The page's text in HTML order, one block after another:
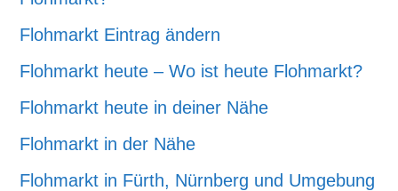
Flohmarkt Eintrag ändern
Flohmarkt heute – Wo ist heute Flohmarkt?
Flohmarkt heute in deiner Nähe
Flohmarkt in der Nähe
Flohmarkt in Fürth, Nürnberg und Umgebung